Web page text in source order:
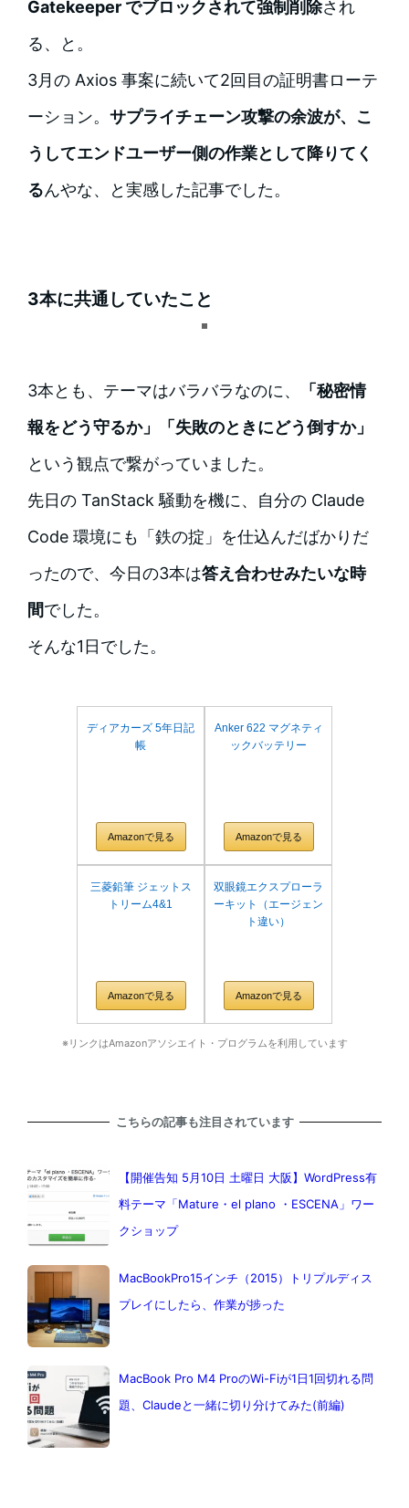
Gatekeeper でブロックされて強制削除され
る、と。
3月の Axios 事案に続いて2回目の証明書ローテ
ーション。 サプライチェーン攻撃の余波が、こ
うしてエンドユーザー側の作業として降りてく
るんやな、と実感した記事でした。
3本に共通していたこと
3本とも、テーマはバラバラなのに、
「秘密情
報をどう守るか」「失敗のときにどう倒すか」
という観点で繋がっていました。
先日の TanStack 騒動を機に、自分の Claude
Code 環境にも「鉄の掟」を仕込んだばかりだ
ったので、今日の3本は答え合わせみたいな時
間でした。
そんな1日でした。
ディアカーズ 5年日記
帳
Amazonで見る
Anker 622 マグネティ
ックバッテリー
Amazonで見る
三菱鉛筆 ジェットス
トリーム4&1
Amazonで見る
双眼鏡エクスプローラ
ーキット（エージェン
ト違い）
Amazonで見る
※リンクはAmazonアソシエイト・プログラムを利用しています
こちらの記事も注目されています
【開催告知 5月10日 土曜日 大阪】WordPress有
料テーマ「Mature・el plano ・ESCENA」ワー
クショップ
MacBookPro15インチ（2015）トリプルディス
プレイにしたら、作業が捗った
MacBook Pro M4 ProのWi-Fiが1日1回切れる問
題、Claudeと一緒に切り分けてみた(前編)